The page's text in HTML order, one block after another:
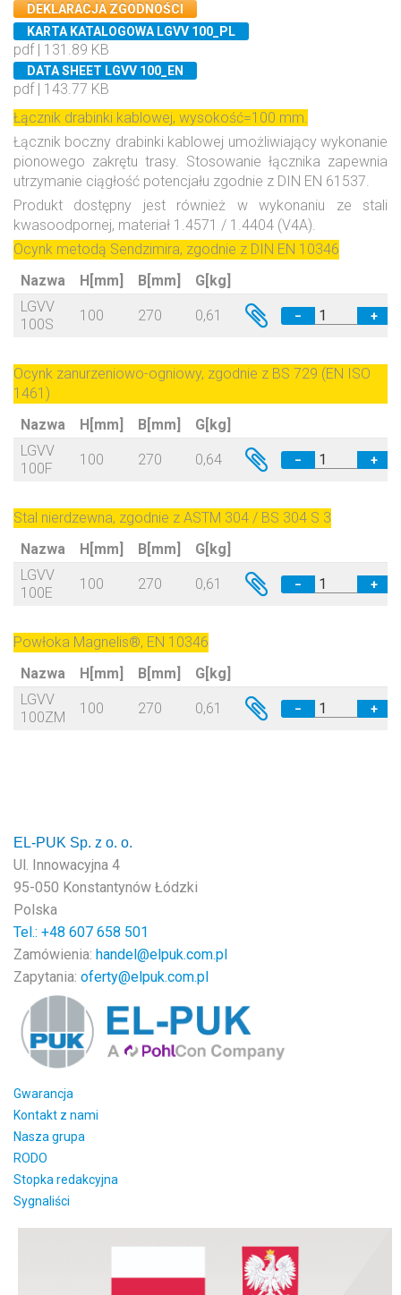
DEKLARACJA ZGODNOŚCI
KARTA KATALOGOWA LGVV 100_PL
pdf | 131.89 KB
DATA SHEET LGVV 100_EN
pdf | 143.77 KB
Łącznik drabinki kablowej, wysokość=100 mm.
Łącznik boczny drabinki kablowej umożliwiający wykonanie
pionowego zakrętu trasy. Stosowanie łącznika zapewnia
utrzymanie ciągłość potencjału zgodnie z DIN EN 61537.
Produkt dostępny jest również w wykonaniu ze stali
kwasoodpornej, materiał 1.4571 / 1.4404 (V4A).
Ocynk metodą Sendzimira, zgodnie z DIN EN 10346
Nazwa
H[mm] B[mm]
G[kg]
LGVV
100S
100 270 0,61 − +
Ocynk zanurzeniowo-ogniowy, zgodnie z BS 729 (EN ISO
1461)
Nazwa
H[mm] B[mm]
G[kg]
LGVV
100F
100 270 0,64 − +
Stal nierdzewna, zgodnie z ASTM 304 / BS 304 S 3
Nazwa
H[mm] B[mm]
G[kg]
LGVV
100E
100 270 0,61 − +
Powłoka Magnelis®, EN 10346
Nazwa
H[mm] B[mm]
G[kg]
LGVV
100ZM
100 270 0,61 − +
EL-PUK Sp. z o. o.
Ul. Innowacyjna 4
95-050 Konstantynów Łódzki
Polska
Tel.: +48 607 658 501
Zamówienia: handel@elpuk.com.pl
Zapytania: oferty@elpuk.com.pl
Gwarancja
Kontakt z nami
Nasza grupa
RODO
Stopka redakcyjna
Sygnaliści